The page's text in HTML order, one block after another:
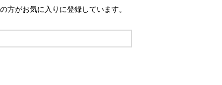
の方がお気に入りに登録しています。